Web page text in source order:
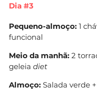
Dia #3
Pequeno-almoço: 1
funcional
Meio da manhã: 2
geleia diet
Almoço: Salada verde